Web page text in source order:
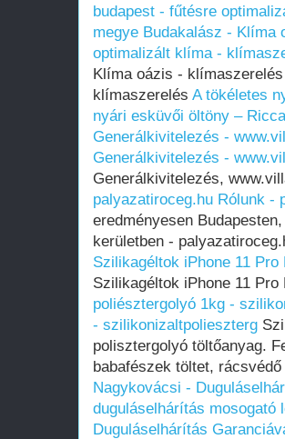
budapest - fűtésre
megye Budakalász - Klíma
optimalizált klíma -
Klíma oázis -
klímaszerelés A tökéletes
nyári esküvői öltöny –
Generálkivitelezés -
Generálkivitelezés -
Generálkivitelezés,
palyazatiroceg.hu Rólunk -
eredményesen
kerületben -
Szilikagéltok iPhone 11 Pro
Szilikagéltok iPhone 11
poliésztergolyó 1kg -
- szilikonizaltpolieszterg
polisztergolyó töltőanyag.
babafészek töltet,
Nagykovácsi -
duguláselhárítás mosogató
Duguláselhárítás